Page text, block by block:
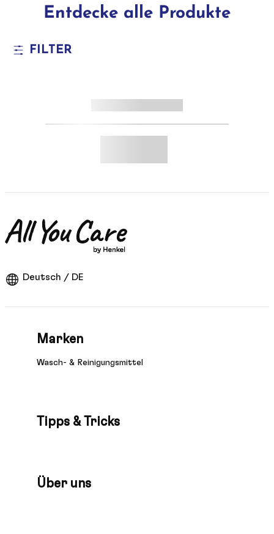
Entdecke alle Produkte
FILTER
Deutsch / DE
Marken
Wasch- & Reinigungsmittel
Tipps & Tricks
Über uns